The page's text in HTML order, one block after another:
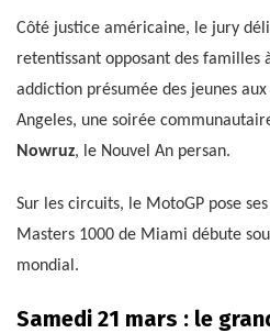
Côté justice américaine, le jury
retentissant opposant des familles
addiction présumée des jeunes
Angeles, une soirée
Nowruz, le Nouvel An persan.
Sur les circuits, le MotoGP pose
Masters 1000 de Miami débute
mondial.
Samedi 21 mars : le